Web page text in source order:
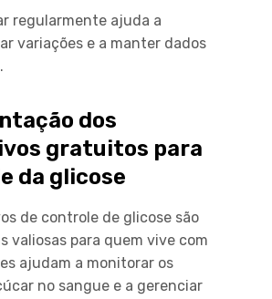
regularmente ajuda a
variações e a manter dados
dos
gratuitos para
da glicose
de controle de glicose são
valiosas para quem vive com
ajudam a monitorar os
no sangue e a gerenciar